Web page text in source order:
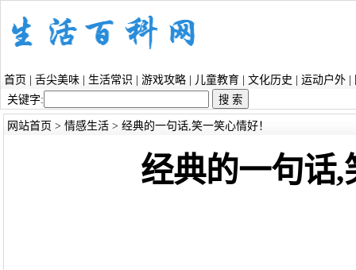
首页 舌尖美味 生活常识 游戏攻略 儿童教育 文化历史 运动户外
关键字:
网站首页 > 情感生活> 经典的一句话,笑一笑心情好！
经典的一句话